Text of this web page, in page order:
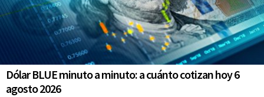
Dólar BLUE minuto a minuto: a cuánto cotizan hoy 6
agosto 2026